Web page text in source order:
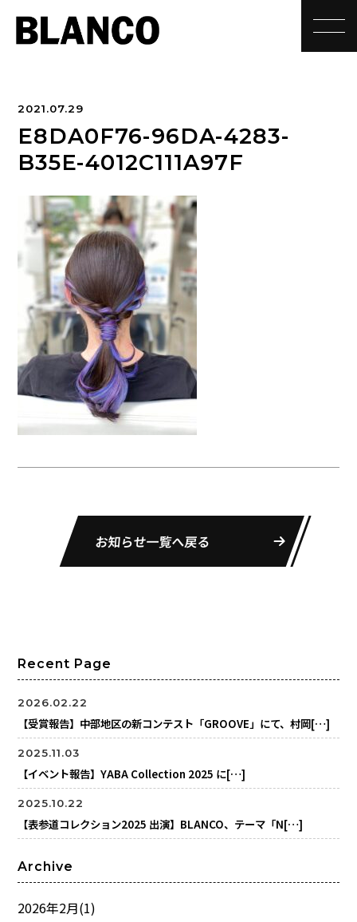
2021.07.29
E8DA0F76-96DA-4283-
B35E-4012C111A97F
お知らせ一覧へ戻る
Recent Page
2026.02.22
【受賞報告】中部地区の新コンテスト「GROOVE」にて、村岡[…]
2025.11.03
【イベント報告】YABA Collection 2025 に[…]
2025.10.22
【表参道コレクション2025 出演】BLANCO、テーマ「N[…]
Archive
2026年2月(1)